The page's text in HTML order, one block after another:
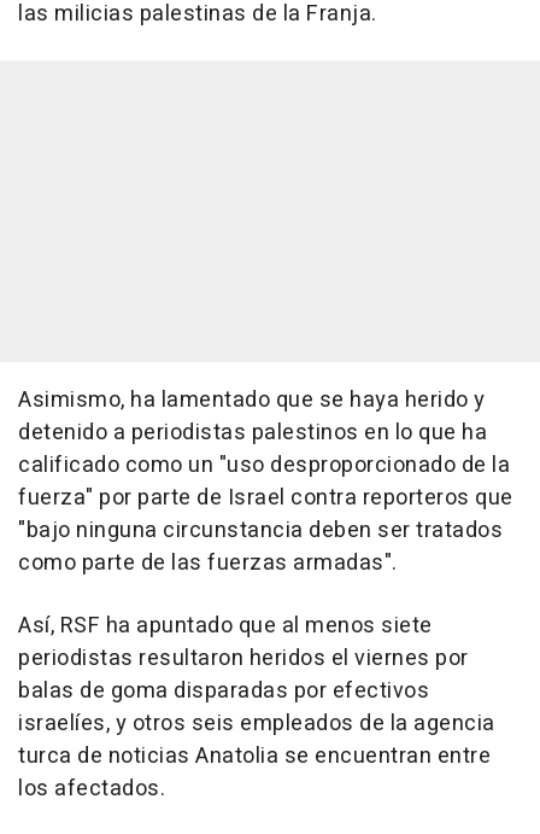
las milicias palestinas de la Franja.
Asimismo, ha lamentado que se haya herido y
detenido a periodistas palestinos en lo que ha
calificado como un "uso desproporcionado de la
fuerza" por parte de Israel contra reporteros que
"bajo ninguna circunstancia deben ser tratados
como parte de las fuerzas armadas".
Así, RSF ha apuntado que al menos siete
periodistas resultaron heridos el viernes por
balas de goma disparadas por efectivos
israelíes, y otros seis empleados de la agencia
turca de noticias Anatolia se encuentran entre
los afectados.